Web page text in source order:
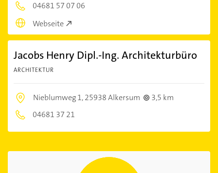
04681 57 07 06
Webseite
Jacobs Henry Dipl.-Ing. Architekturbüro
ARCHITEKTUR
Nieblumweg 1,25938 Alkersum
3,5 km
04681 37 21